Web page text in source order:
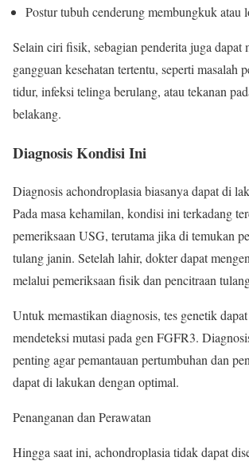
Postur tubuh cenderung membungkuk atau
Selain ciri fisik, sebagian penderita juga dapat
gangguan kesehatan tertentu, seperti masalah
tidur, infeksi telinga berulang, atau tekanan
belakang.
Diagnosis Kondisi Ini
Diagnosis achondroplasia biasanya dapat di
Pada masa kehamilan, kondisi ini terkadang
pemeriksaan USG, terutama jika di temukan
tulang janin. Setelah lahir, dokter dapat
melalui pemeriksaan fisik dan pencitraan
Untuk memastikan diagnosis, tes genetik
mendeteksi mutasi pada gen FGFR3.
penting agar pemantauan pertumbuhan dan
dapat di lakukan dengan optimal.
Penanganan dan Perawatan
Hingga saat ini, achondroplasia tidak dapat